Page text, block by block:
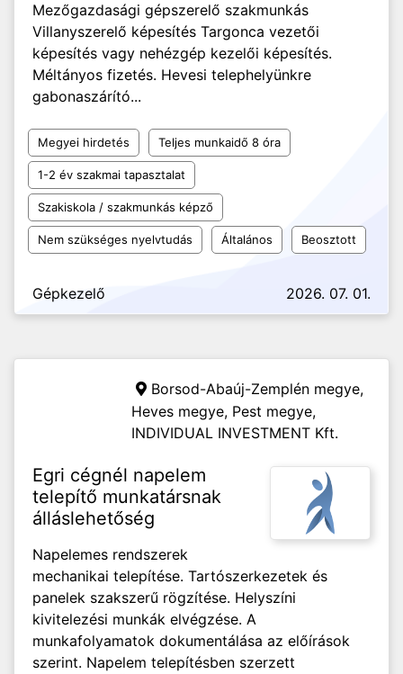
Mezőgazdasági gépszerelő szakmunkás
Villanyszerelő képesítés Targonca vezetői
képesítés vagy nehézgép kezelői képesítés.
Méltányos fizetés. Hevesi telephelyünkre
gabonaszárító...
Megyei hirdetés Teljes munkaidő 8 óra
1-2 év szakmai tapasztalat
Szakiskola / szakmunkás képző
Nem szükséges nyelvtudás Általános Beosztott
Gépkezelő 2026. 07. 01.
Borsod-Abaúj-Zemplén megye,
Heves megye, Pest megye,
INDIVIDUAL INVESTMENT Kft.
Egri cégnél napelem
telepítő munkatársnak
álláslehetőség
Napelemes rendszerek
mechanikai telepítése. Tartószerkezetek és
panelek szakszerű rögzítése. Helyszíni
kivitelezési munkák elvégzése. A
munkafolyamatok dokumentálása az előírások
szerint. Napelem telepítésben szerzett